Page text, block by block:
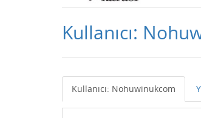
Kullanıcı:
Kullanıcı: Nohuwinukcom